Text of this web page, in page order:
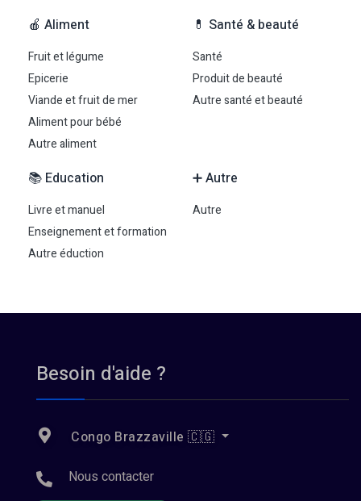
🍎 Aliment
Fruit et légume
Epicerie
Viande et fruit de mer
Aliment pour bébé
Autre aliment
💊 Santé & beauté
Santé
Produit de beauté
Autre santé et beauté
📚 Education
Livre et manuel
Enseignement et formation
Autre éduction
➕ Autre
Autre
Besoin d'aide ?
Congo Brazzaville 🇨🇬
Nous contacter